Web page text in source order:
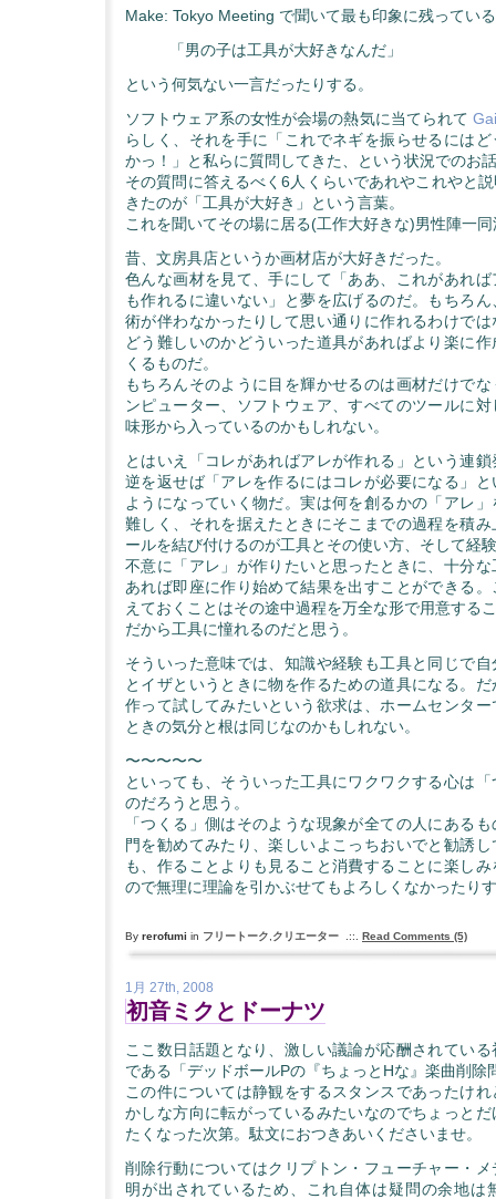
Make: Tokyo Meeting で聞いて最も印象に残ってい
「男の子は工具が大好きなんだ」
という何気ない一言だったりする。
ソフトウェア系の女性が会場の熱気に当てられて
らしく、それを手に「これでネギを振らせるには
かっ！」と私らに質問してきた、という状況でのお
その質問に答えるべく6人くらいであれやこれやと
きたのが「工具が大好き」という言葉。
これを聞いてその場に居る(工作大好きな)男性陣一
昔、文房具店というか画材店が大好きだった。
色んな画材を見て、手にして「ああ、これがあれ
も作れるに違いない」と夢を広げるのだ。もちろ
術が伴わなかったりして思い通りに作れるわけで
どう難しいのかどういった道具があればより楽に
くるものだ。
もちろんそのように目を輝かせるのは画材だけで
ンピューター、ソフトウェア、すべてのツールに
味形から入っているのかもしれない。
とはいえ「コレがあればアレが作れる」という連
逆を返せば「アレを作るにはコレが必要になる」
ようになっていく物だ。実は何を創るかの「アレ
難しく、それを据えたときにそこまでの過程を積
ールを結び付けるのが工具とその使い方、そして経
不意に「アレ」が作りたいと思ったときに、十分
あれば即座に作り始めて結果を出すことができる
えておくことはその途中過程を万全な形で用意する
だから工具に憧れるのだと思う。
そういった意味では、知識や経験も工具と同じで
とイザというときに物を作るための道具になる。
作って試してみたいという欲求は、ホームセンタ
ときの気分と根は同じなのかもしれない。
〜〜〜〜〜
といっても、そういった工具にワクワクする心は
のだろうと思う。
「つくる」側はそのような現象が全ての人にある
門を勧めてみたり、楽しいよこっちおいでと勧誘
も、作ることよりも見ること消費することに楽し
ので無理に理論を引かぶせてもよろしくなかったり
By rerofumi in フリートーク クリエーター .::. Read Comments (5)
1月 27th, 2008
初音ミクとドーナツ
ここ数日話題となり、激しい議論が応酬されてい
である「デッドボールPの『ちょっとHな』楽曲削除
この件については静観をするスタンスであったけ
かしな方向に転がっているみたいなのでちょっと
たくなった次第。駄文におつきあいくださいませ。
削除行動についてはクリプトン・フューチャー・
明が出されているため、これ自体は疑問の余地は